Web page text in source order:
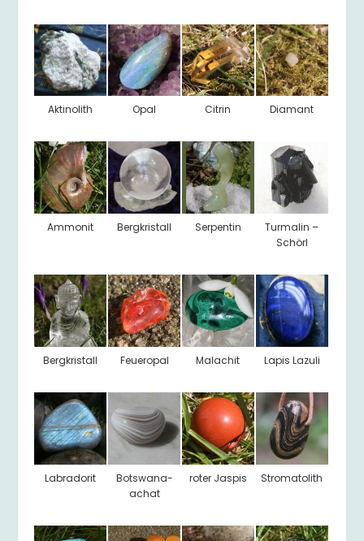
Aktinolith Opal Citrin Diamant
Ammonit Bergkristall Serpentin
Turmalin –
Schörl
Bergkristall Feueropal Malachit Lapis Lazuli
Labradorit
Botswana-
achat
roter Jaspis Stromatolith